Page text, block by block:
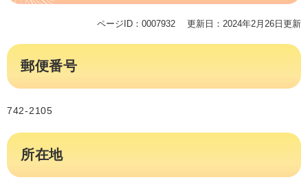
ページID：0007932 更新日：2024年2月26日更新
郵便番号
742-2105
所在地